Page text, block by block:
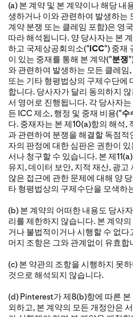
(a) 본 계약 및 본 계약이나 해당 내
생하거나 이와 관련하여 발생하는
계약 분쟁 또는 클레임 포함)은 영
따라 해석됩니다. 양 당사자는 본
하고 국제상공회의소("ICC") 중재
이 있는 중재를 통해 본 계약("분쟁
와 관련하여 발생하는 모든 클레임
또는 기타 형평법상의 구제수단에
합니다. 당사자가 달리 동의하지
서 영어로 진행됩니다. 각 당사자
든 ICC 제소, 행정 및 중재 비용("수
다. 중재자는 본 제10(a)항의 해석,
과 관련하여 분쟁을 해결할 독점적
자의 판정에 대한 심판은 권한이
서나 청구할 수 있습니다. 본 제
유지, 데이터 보안, 지적 재산, 광고
않은 접근에 관한 문제에 대해 양
타 형평법상의 구제수단을 모색하
(b) 본 계약의 어떠한 내용도 당사
리를 제한하지 않습니다. 본 계약
거나 불법적이거나 시행할 수 없다
머지 조항은 그와 관계없이 유효합
(c) 본 약관의 조항을 시행하지 못
것으로 해석되지 않습니다.
(d) Pinterest가 제8(b)항에 따른 본
외하고, 본 계약의 모든 개정안은